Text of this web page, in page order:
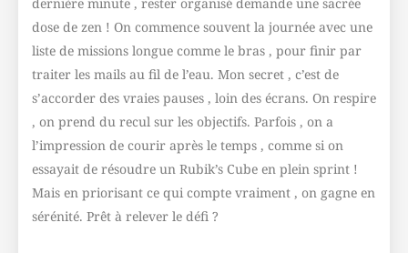
dose de zen ! On commence souvent la journée avec une
liste de missions longue comme le bras , pour finir par
traiter les mails au fil de l’eau. Mon secret , c’est de
s’accorder des vraies pauses , loin des écrans. On respire
, on prend du recul sur les objectifs. Parfois , on a
l’impression de courir après le temps , comme si on
essayait de résoudre un Rubik’s Cube en plein sprint !
Mais en priorisant ce qui compte vraiment , on gagne en
sérénité. Prêt à relever le défi ?